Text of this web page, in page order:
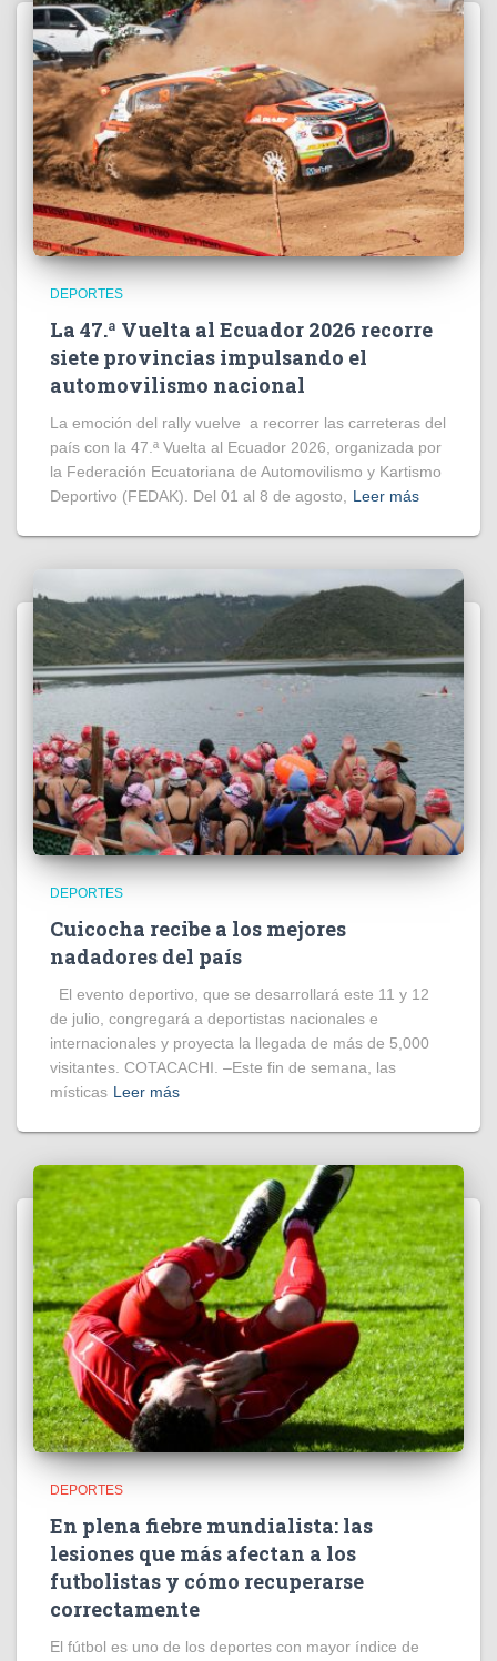
DEPORTES
La 47.ª Vuelta al Ecuador 2026 recorre
siete provincias impulsando el
automovilismo nacional
La emoción del rally vuelve a recorrer las carreteras del
país con la 47.ª Vuelta al Ecuador 2026, organizada por
la Federación Ecuatoriana de Automovilismo y Kartismo
Deportivo (FEDAK). Del 01 al 8 de agosto,
Leer más
DEPORTES
Cuicocha recibe a los mejores
nadadores del país
El evento deportivo, que se desarrollará este 11 y 12
de julio, congregará a deportistas nacionales e
internacionales y proyecta la llegada de más de 5,000
visitantes. COTACACHI. –Este fin de semana, las
místicas Leer más
DEPORTES
En plena fiebre mundialista: las
lesiones que más afectan a los
futbolistas y cómo recuperarse
correctamente
El fútbol es uno de los deportes con mayor índice de